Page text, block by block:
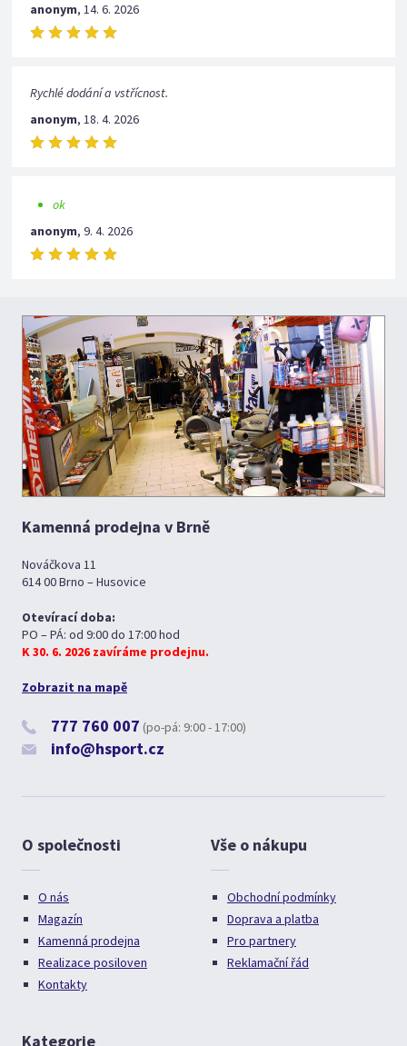
anonym,14. 6. 2026
Rychlé dodání a vstřícnost.
anonym,18. 4. 2026
ok
anonym,9. 4. 2026
Kamenná prodejna v Brně
Nováčkova 11
614 00 Brno – Husovice
Otevírací doba:
PO – PÁ: od 9:00 do 17:00 hod
K 30. 6. 2026 zavíráme prodejnu.
Zobrazit na mapě
777 760 007 (po-pá: 9:00 - 17:00)
info@hsport.cz
O společnosti
O nás
Magazín
Kamenná prodejna
Realizace posiloven
Kontakty
Vše o nákupu
Obchodní podmínky
Doprava a platba
Pro partnery
Reklamační řád
Kategorie